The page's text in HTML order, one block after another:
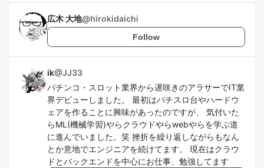
広木 大地@hirokidaichi
Follow
ik@JJ33
パチンコ・スロット業界から遅咲きのアラサーでIT業
界デビューしました。 最初はパチスロ台やハードウ
ェアを作ることに興味があったのですが、 気付いた
らML(機械学習)やらクラウドやらwebやらを学ぶ道
に進んでいました。笑 挫折を繰り返しながらもなん
とか意地でエンジニアを続けてます。 現在はクラウ
ドとバックエンドを中心にお仕事、勉強してます